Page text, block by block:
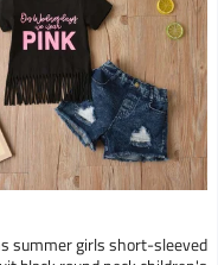
summer girls short-sleeved